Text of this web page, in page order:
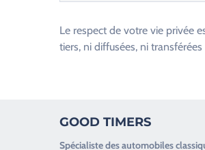
l
l
Le respect de votre vie privée
tiers, ni diffusées, ni
GOOD TIMERS
Spécialiste desautomobiles